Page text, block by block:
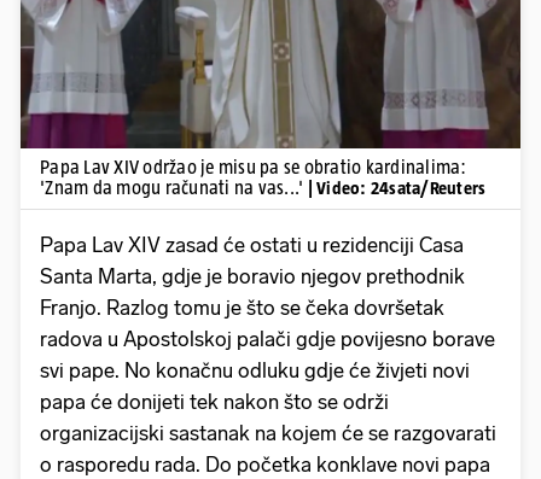
Papa Lav XIV održao je misu pa se obratio kardinalima:
'Znam da mogu računati na vas...'
| Video: 24sata/Reuters
Papa Lav XIV zasad će ostati u rezidenciji Casa
Santa Marta, gdje je boravio njegov prethodnik
Franjo. Razlog tomu je što se čeka dovršetak
radova u Apostolskoj palači gdje povijesno borave
svi pape. No konačnu odluku gdje će živjeti novi
papa će donijeti tek nakon što se održi
organizacijski sastanak na kojem će se razgovarati
o rasporedu rada. Do početka konklave novi papa